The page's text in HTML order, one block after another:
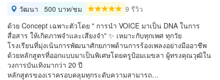
วัฒนา 500 บาท/ชม
9 รีวิว
ด้วย Concept เฉพาะตัวโดย " การนำ VOICE มาเป็น DNA ในการ
สื่อสาร ให้เกิดภาพจำและเสียงจำ" ✨ เหมาะกับทุกเพศ ทุกวัย
โรงเรียนที่มุ่งเน้นการพัฒนาศักยภาพด้านการร้องเพลงอย่างมืออาชีพ
ด้วยหลักสูตรที่ออกแบบมาเป็นพิเศษโดยครูป้อมเมขลา ผู้ทรงคุณวุฒิใน
วงการบันเทิงมากว่า 20 ปี
หลักสูตรของเราครอบคลุมทุกระดับความสามารถ…